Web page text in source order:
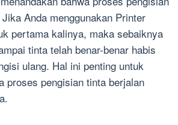
Anda menggunakan Printer
pertama kalinya, maka sebaiknya
tinta telah benar-benar habis
ulang. Hal ini penting untuk
proses pengisian tinta berjalan